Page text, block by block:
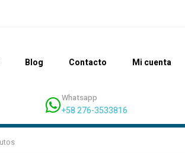
Blog Contacto Mi cuenta
Whatsapp
+58 276-3533816